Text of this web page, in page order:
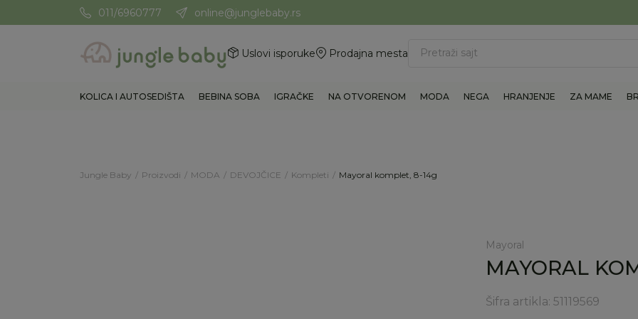
011/6960777 online@junglebaby.rsPotrebna Vam je pomoć? Pozovite 011/6960777
Uslovi isporuke Prodajna mesta Pretraži sajt
KOLICA I AUTOSEDIŠTA BEBINA SOBA IGRAČKE NA OTVORENOM MODA NEGA HRANJENJE ZA MAME
Jungle Baby Proizvodi MODA DEVOJČICE Kompleti Mayoral komplet, 8-14g
Mayoral
MAYORAL
Šifra artikla: 51119569